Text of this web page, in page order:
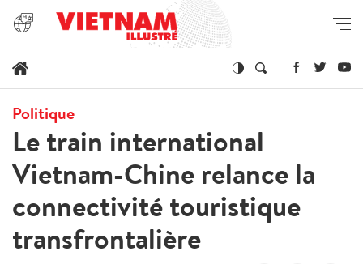
Politique
Le train international
Vietnam-Chine relance la
connectivité touristique
transfrontalière